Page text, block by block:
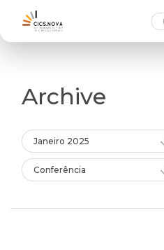
Archive
Janeiro 2025
Conferência